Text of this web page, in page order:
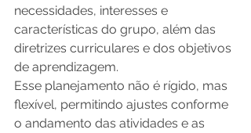
necessidades, interesses e
características do grupo, além das
diretrizes curriculares e dos objetivos
de aprendizagem.
Esse planejamento não é rígido, mas
flexível, permitindo ajustes conforme
o andamento das atividades e as